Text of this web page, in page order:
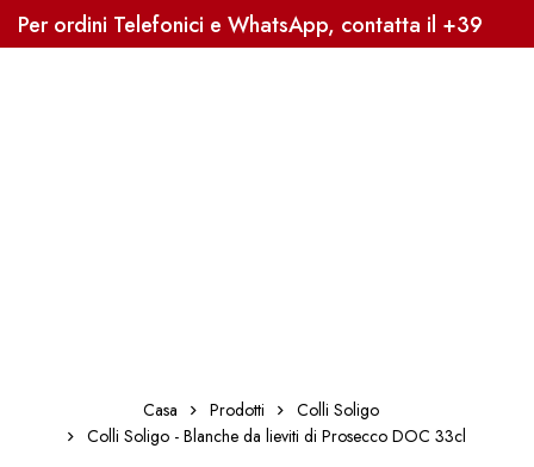
Per ordini Telefonici e WhatsApp, contatta il +39
3338041363, Sped. Gratuita oltre i 59€
Casa Prodotti
Colli Soligo
Colli Soligo - Blanche da lieviti di Prosecco DOC 33cl